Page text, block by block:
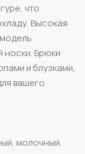
что
Высокая
носки. Брюки
и блузками,
вашего
молочный,